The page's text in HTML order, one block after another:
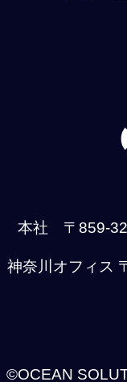
本社 〒859-
神奈川オフィス
©OCEAN